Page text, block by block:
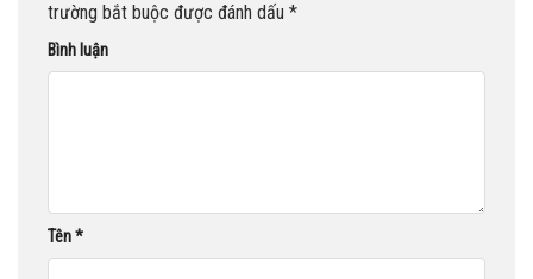
trường bắt buộc được đánh dấu *
Bình luận
Tên*